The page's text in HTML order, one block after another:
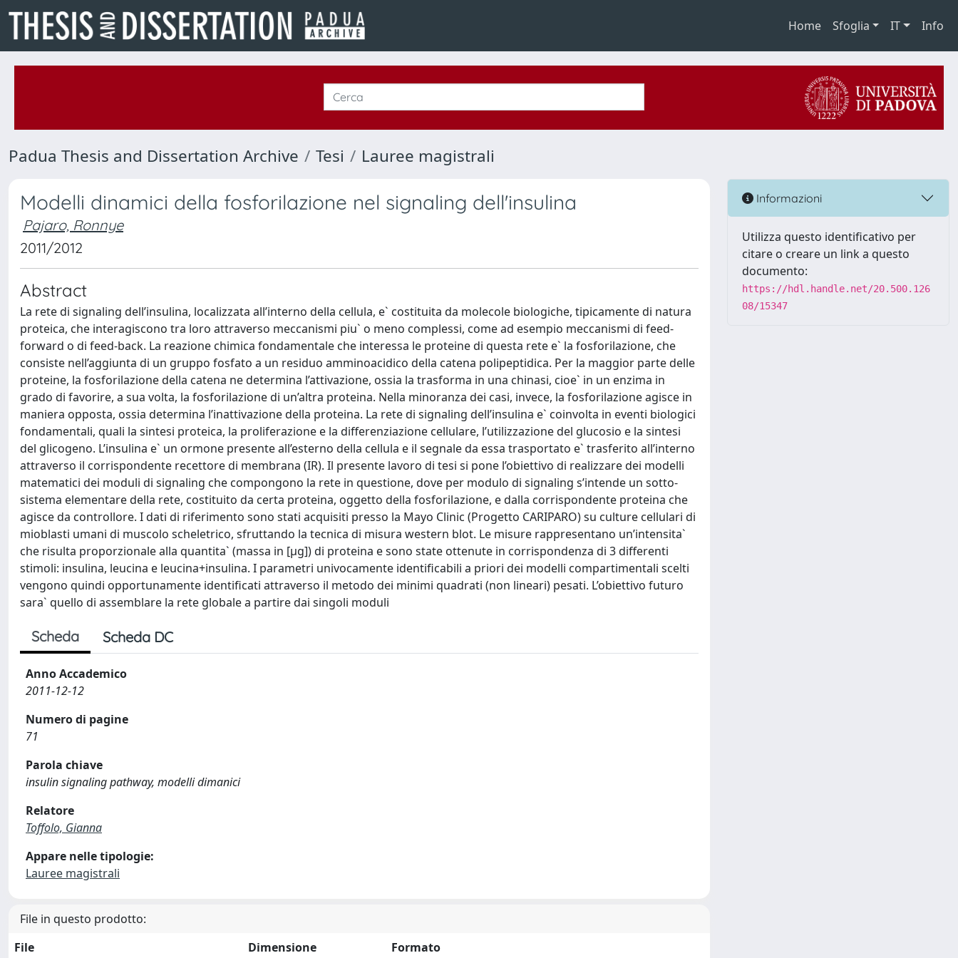
Home Sfoglia IT Info
Padua Thesis and Dissertation Archive Tesi Lauree magistrali
Modelli dinamici della fosforilazione nel signaling dell'insulina
Pajaro, Ronnye
2011/2012
Abstract
La rete di signaling dell’insulina, localizzata all’interno della cellula, e` costituita da molecole biologiche, tipicamente di natura
proteica, che interagiscono tra loro attraverso meccanismi piu` o meno complessi, come ad esempio meccanismi di feed-
forward o di feed-back. La reazione chimica fondamentale che interessa le proteine di questa rete e` la fosforilazione, che
consiste nell’aggiunta di un gruppo fosfato a un residuo amminoacidico della catena polipeptidica. Per la maggior parte delle
proteine, la fosforilazione della catena ne determina l’attivazione, ossia la trasforma in una chinasi, cioe` in un enzima in
grado di favorire, a sua volta, la fosforilazione di un’altra proteina. Nella minoranza dei casi, invece, la fosforilazione agisce in
maniera opposta, ossia determina l’inattivazione della proteina. La rete di signaling dell’insulina e` coinvolta in eventi biologici
fondamentali, quali la sintesi proteica, la proliferazione e la differenziazione cellulare, l’utilizzazione del glucosio e la sintesi
del glicogeno. L’insulina e` un ormone presente all’esterno della cellula e il segnale da essa trasportato e` trasferito all’interno
attraverso il corrispondente recettore di membrana (IR). Il presente lavoro di tesi si pone l’obiettivo di realizzare dei modelli
matematici dei moduli di signaling che compongono la rete in questione, dove per modulo di signaling s’intende un sotto-
sistema elementare della rete, costituito da certa proteina, oggetto della fosforilazione, e dalla corrispondente proteina che
agisce da controllore. I dati di riferimento sono stati acquisiti presso la Mayo Clinic (Progetto CARIPARO) su culture cellulari di
mioblasti umani di muscolo scheletrico, sfruttando la tecnica di misura western blot. Le misure rappresentano un’intensita`
che risulta proporzionale alla quantita` (massa in [µg]) di proteina e sono state ottenute in corrispondenza di 3 differenti
stimoli: insulina, leucina e leucina+insulina. I parametri univocamente identificabili a priori dei modelli compartimentali scelti
vengono quindi opportunamente identificati attraverso il metodo dei minimi quadrati (non lineari) pesati. L’obiettivo futuro
sara` quello di assemblare la rete globale a partire dai singoli moduli
Scheda Scheda DC
Anno Accademico
2011-12-12
Numero di pagine
71
Parola chiave
insulin signaling pathway, modelli dimanici
Relatore
Toffolo, Gianna
Appare nelle tipologie:
Lauree magistrali
File in questo prodotto:
File
Dimensione Formato
Informazioni
Utilizza questo identificativo per
citare o creare un link a questo
documento:
https://hdl.handle.net/20.500.126
08/15347